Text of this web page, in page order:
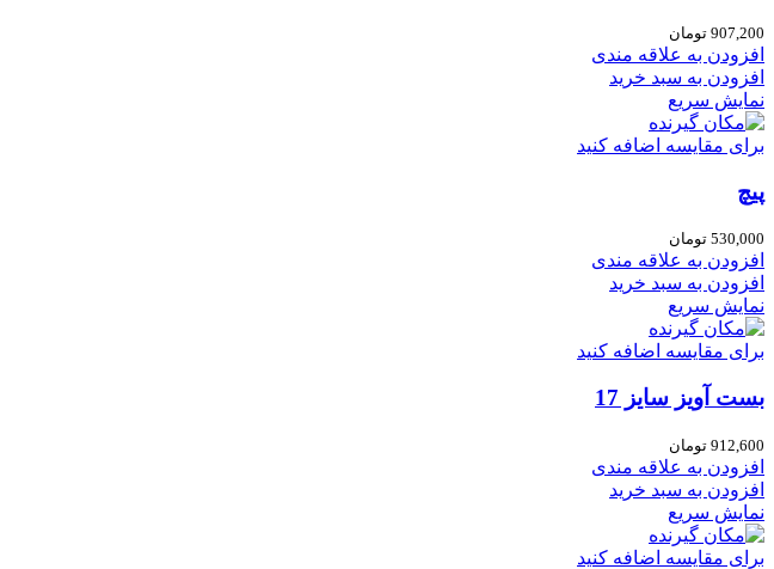
907,200 تومان
افزودن به علاقه مندی
افزودن به سبد خرید
نمایش سریع
برای مقایسه اضافه کنید
پیچ
530,000 تومان
افزودن به علاقه مندی
افزودن به سبد خرید
نمایش سریع
برای مقایسه اضافه کنید
بست آویز سایز 17
912,600 تومان
افزودن به علاقه مندی
افزودن به سبد خرید
نمایش سریع
برای مقایسه اضافه کنید